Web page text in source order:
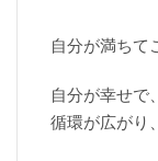
自分が満ちて
自分が幸せで
循環が広がり